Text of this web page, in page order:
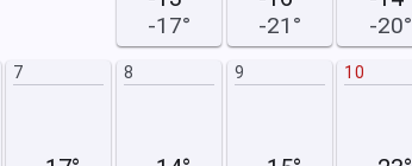
-17° -21° -20°
7 8 9 10